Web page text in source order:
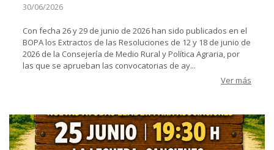
30/06/2026
Con fecha 26 y 29 de junio de 2026 han sido publicados en el
BOPA los Extractos de las Resoluciones de 12 y 18 de junio de
2026 de la Consejería de Medio Rural y Política Agraria, por
las que se aprueban las convocatorias de ay...
Ver más